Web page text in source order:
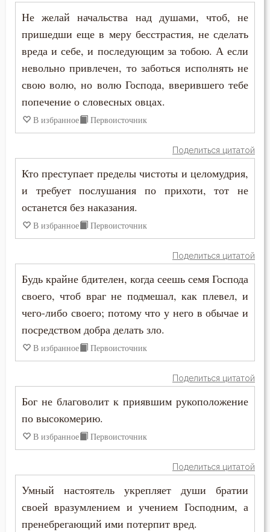
Рождество
Роскошь
Самолюбие
Самомнение
Свобода
Священное Писание
Сердце
Скорбь
Славолюбие
Сластолюбие
Не желай начальства над душами, чтоб, не
пришедши еще в меру бесстрастия, не сделать
вреда и себе, и последующим за тобою. А если
невольно привлечен, то заботься исполнять не
свою волю, но волю Господа, вверившего тебе
попечение о словесных овцах.
В избранное Первоисточник
Поделиться цитатой
Кто преступает пределы чистоты и целомудрия,
и требует послушания по прихоти, тот не
останется без наказания.
В избранное Первоисточник
Поделиться цитатой
Будь крайне бдителен, когда сеешь семя Господа
своего, чтоб враг не подмешал, как плевел, и
чего-либо своего; потому что у него в обычае и
посредством добра делать зло.
В избранное Первоисточник
Поделиться цитатой
Бог не благоволит к приявшим рукоположение
по высокомерию.
В избранное Первоисточник
Поделиться цитатой
Умный настоятель укрепляет души братии
своей вразумлением и учением Господним, а
пренебрегающий ими потерпит вред.